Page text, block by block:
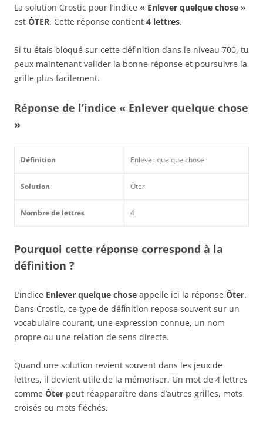
La solution Crostic pour l’indice « Enlever quelque chose »
est ÔTER. Cette réponse contient 4 lettres.
Si tu étais bloqué sur cette définition dans le niveau 700, tu
peux maintenant valider la bonne réponse et poursuivre la
grille plus facilement.
Réponse de l’indice « Enlever quelque chose
»
Définition Enlever quelque chose
Solution Ôter
Nombre de lettres 4
Pourquoi cette réponse correspond à la
définition ?
L’indice Enlever quelque chose appelle ici la réponse Ôter.
Dans Crostic, ce type de définition repose souvent sur un
vocabulaire courant, une expression connue, un nom
propre ou une relation de sens directe.
Quand une solution revient souvent dans les jeux de
lettres, il devient utile de la mémoriser. Un mot de 4 lettres
comme Ôter peut réapparaître dans d’autres grilles, mots
croisés ou mots fléchés.